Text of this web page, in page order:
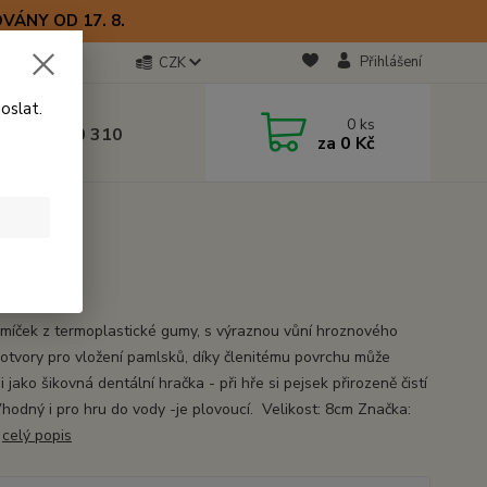
OD 17. 8.
CZK Přihlášení
723 770 310 0 ks
za 0 Kč
z termoplastické gumy, s výraznou vůní hroznového
pro vložení pamlsků, díky členitému povrchu může
jako šikovná dentální hračka - při hře si pejsek přirozeně čistí
i pro hru do vody -je plovoucí. Velikost: 8cm Značka:
celý popis